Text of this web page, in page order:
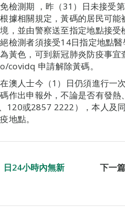
檢測期 ，昨（31）日未接受
據相關規定，黃碼的居民可
，並由警察送至指定地點接
檢測者須接受14日指定地點
黃色，可到新冠肺炎防疫事宜
申請解除黃碼。
澳人士今（1）日仍須進行一
作出申報外，不論是否有發
120或2857 2222），本人及
地點。
日24小時內無新
下一